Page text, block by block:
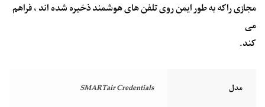
مجازی را که به طور ایمن روی تلفن های هوشمند ذخیره شده اند ، فراهم
می
کند.
مدل SMARTair Credentials